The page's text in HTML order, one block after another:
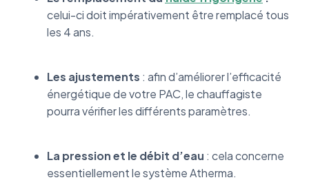
celui-ci doit impérativement être remplacé tous
les 4 ans.
Les ajustements : afin d’améliorer l’efficacité
énergétique de votre PAC, le chauffagiste
pourra vérifier les différents paramètres.
La pression et le débit d’eau : cela concerne
essentiellement le système Atherma.